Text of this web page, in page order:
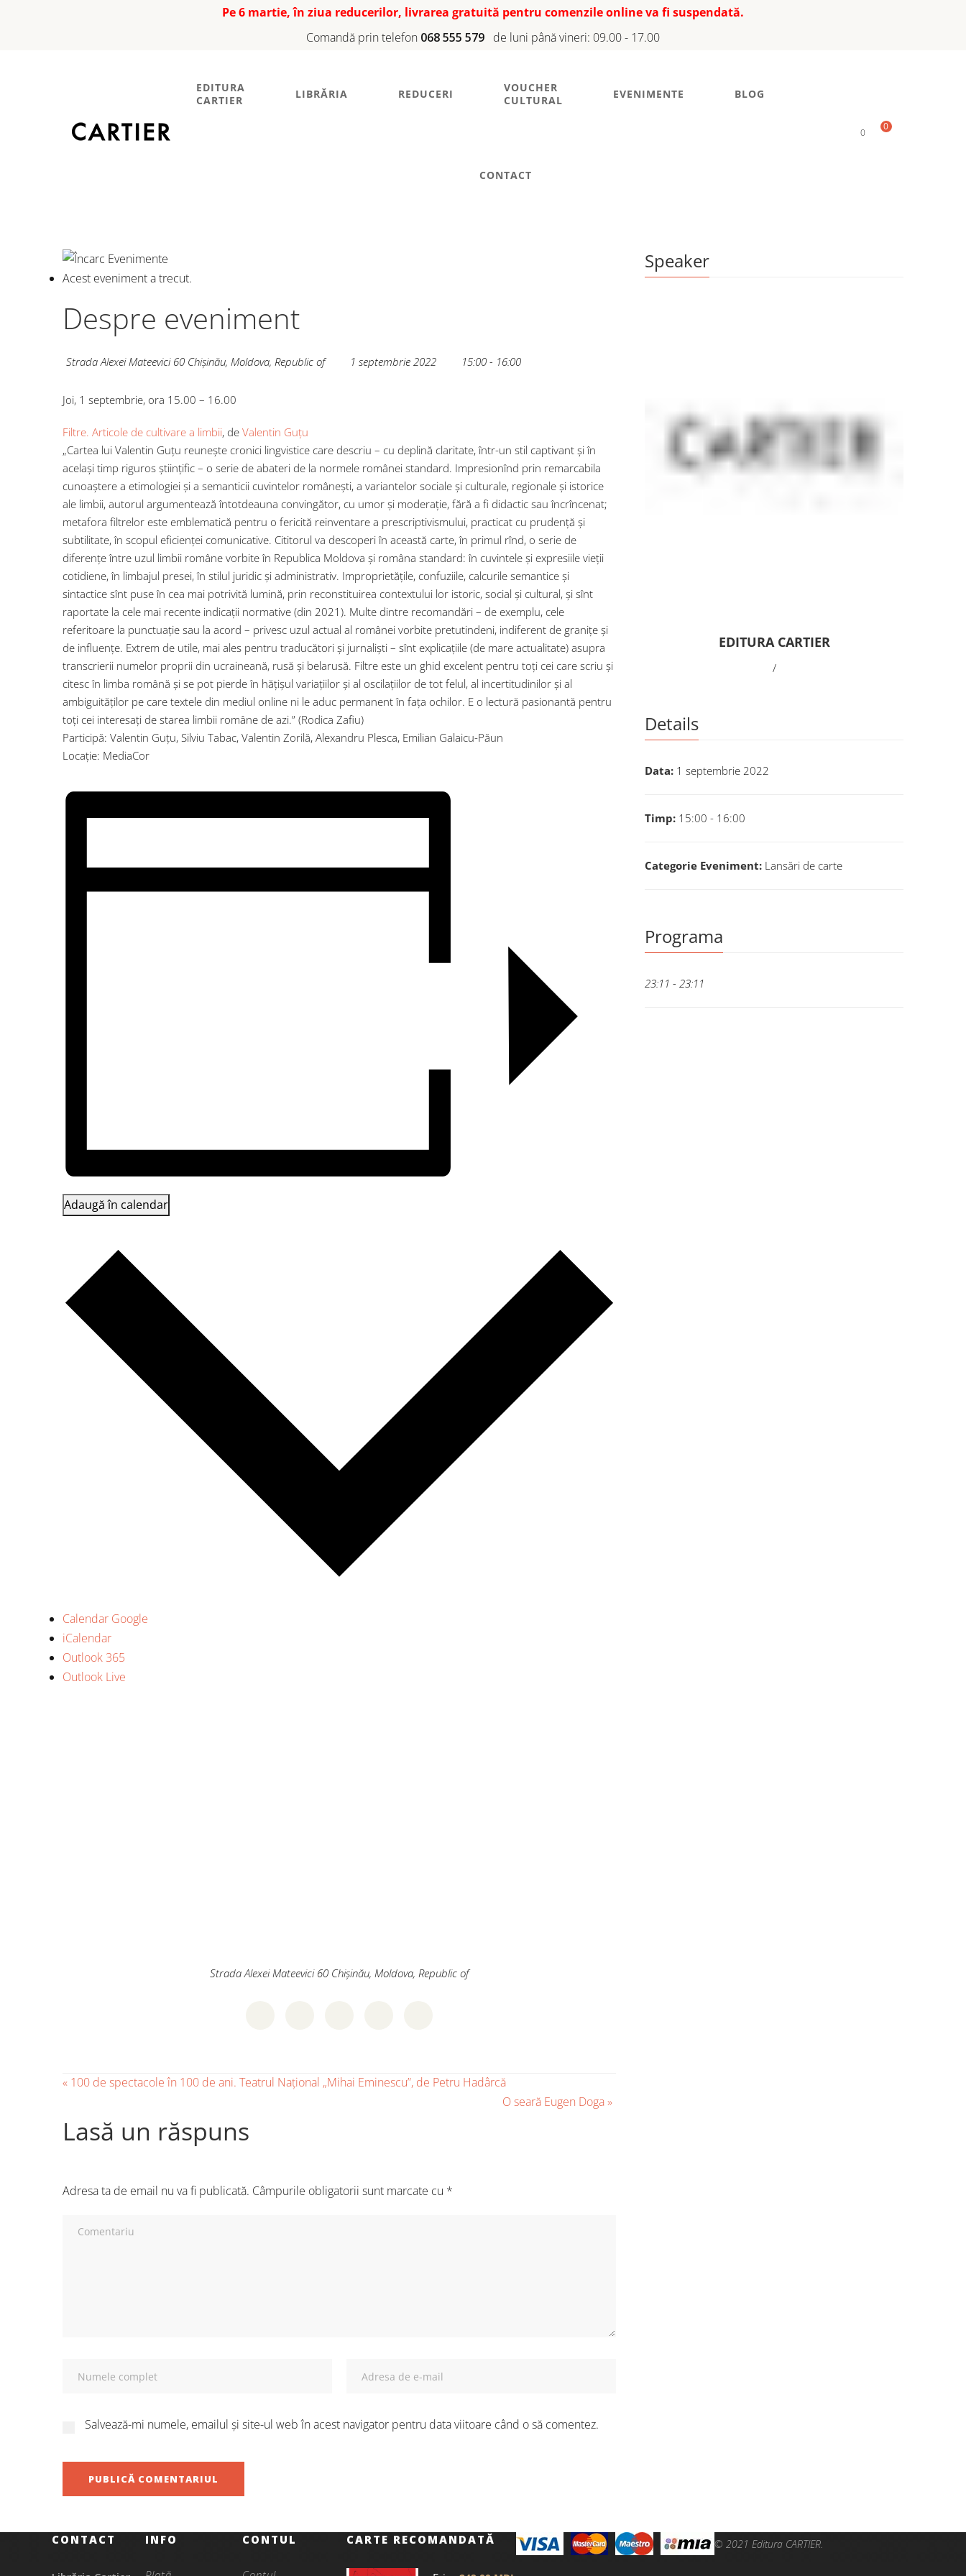
Pe 6 martie, în ziua reducerilor, livrarea gratuită pentru comenzile online va fi suspendată.
Comandă prin telefon 068 555 579 de luni până vineri: 09.00 - 17.00
EDITURA
CARTIER
LIBRĂRIA REDUCERI
VOUCHER
CULTURAL
EVENIMENTE BLOG
CONTACT
0
0
Filtre. Articole de cultivare a limbii, de Valentin Guțu
Acest eveniment a trecut.
Despre eveniment
Strada Alexei Mateevici 60 Chișinău, Moldova, Republic of 1 septembrie 2022 15:00 - 16:00
Joi, 1 septembrie, ora 15.00 – 16.00
Filtre. Articole de cultivare a limbii, de Valentin Guțu
„Cartea lui Valentin Guțu reunește cronici lingvistice care descriu – cu deplină claritate, într-un stil captivant și în
același timp riguros științific – o serie de abateri de la normele românei standard. Impresionînd prin remarcabila
cunoaștere a etimologiei și a semanticii cuvintelor românești, a variantelor sociale și culturale, regionale și istorice
ale limbii, autorul argumentează întotdeauna convingător, cu umor și moderație, fără a fi didactic sau încrîncenat;
metafora filtrelor este emblematică pentru o fericită reinventare a prescriptivismului, practicat cu prudență și
subtilitate, în scopul eficienței comunicative. Cititorul va descoperi în această carte, în primul rînd, o serie de
diferențe între uzul limbii române vorbite în Republica Moldova și româna standard: în cuvintele și expresiile vieții
cotidiene, în limbajul presei, în stilul juridic și administrativ. Improprietățile, confuziile, calcurile semantice și
sintactice sînt puse în cea mai potrivită lumină, prin reconstituirea contextului lor istoric, social și cultural, și sînt
raportate la cele mai recente indicații normative (din 2021). Multe dintre recomandări – de exemplu, cele
referitoare la punctuație sau la acord – privesc uzul actual al românei vorbite pretutindeni, indiferent de granițe și
de influențe. Extrem de utile, mai ales pentru traducători și jurnaliști – sînt explicațiile (de mare actualitate) asupra
transcrierii numelor proprii din ucraineană, rusă și belarusă. Filtre este un ghid excelent pentru toți cei care scriu și
citesc în limba română și se pot pierde în hățișul variațiilor și al oscilațiilor de tot felul, al incertitudinilor și al
ambiguităților pe care textele din mediul online ni le aduc permanent în fața ochilor. E o lectură pasionantă pentru
toți cei interesați de starea limbii române de azi.” (Rodica Zafiu)
Participă: Valentin Guțu, Silviu Tabac, Valentin Zorilă, Alexandru Plesca, Emilian Galaicu-Păun
Locație: MediaCor
Adaugă în calendar
Calendar Google
iCalendar
Outlook 365
Outlook Live
Strada Alexei Mateevici 60 Chișinău, Moldova, Republic of
« 100 de spectacole în 100 de ani. Teatrul Național „Mihai Eminescu”, de Petru Hadârcă
O seară Eugen Doga»
Lasă un răspuns
Adresa ta de email nu va fi publicată. Câmpurile obligatorii sunt marcate cu *
Salvează-mi numele, emailul și site-ul web în acest navigator pentru data viitoare când o să comentez.
Speaker
EDITURA CARTIER
/
Details
Data: 1 septembrie 2022
Timp: 15:00 - 16:00
Categorie Eveniment: Lansări de carte
Programa
23:11 - 23:11
CONTACT INFO CONTUL CARTE RECOMANDATĂ © 2021 Editura CARTIER.